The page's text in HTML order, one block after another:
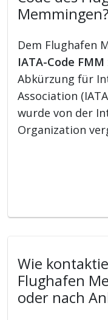
Memmingen?
Dem Flughafen
IATA-Code FMM
Abkürzung für
Association
wurde von der
Organization
Wie
Flughafen
oder nach